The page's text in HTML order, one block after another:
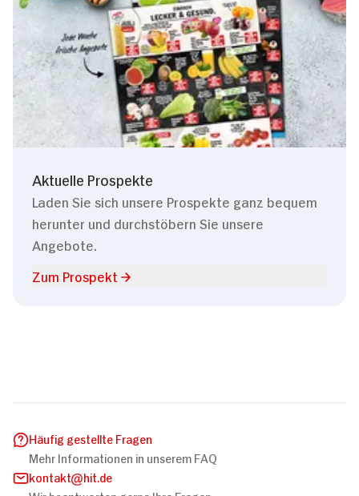
Aktuelle Prospekte
Laden Sie sich unsere Prospekte ganz bequem
herunter und durchstöbern Sie unsere
Angebote.
Zum Prospekt
Häufig gestellte Fragen
Mehr Informationen in unserem FAQ
kontakt
hit.de